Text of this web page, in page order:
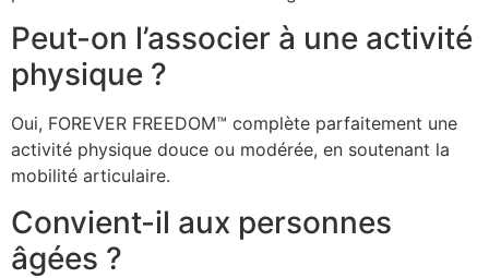
Peut-on l’associer à une activité
physique ?
Oui, FOREVER FREEDOM™ complète parfaitement une
activité physique douce ou modérée, en soutenant la
mobilité articulaire.
Convient-il aux personnes
âgées ?